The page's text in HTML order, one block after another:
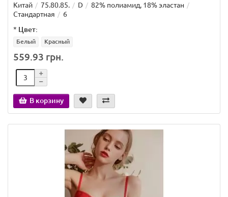
Китай 75.80.85. D
82% полиамид, 18% эластан
Стандартная
6
* Цвет:
Белый Красный
559.93 грн.
В корзину